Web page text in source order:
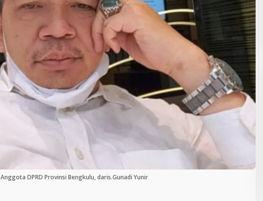
Anggota DPRD Provinsi Bengkulu, daris.Gunadi Yunir
Cara Efektif Mengelola Waktu untuk
Produktivitas Maksimal